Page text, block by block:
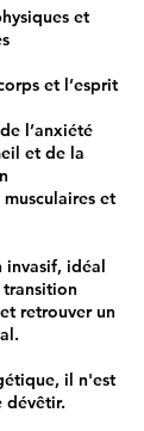
et
et l’esprit
l’anxiété
et de la
et
invasif, idéal
retrouver un
il n'est
dévêtir.